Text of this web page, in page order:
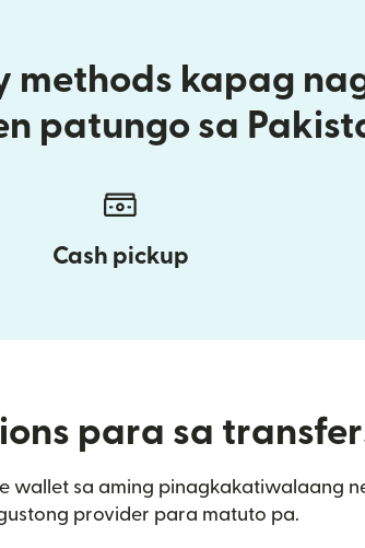
methods kapag
patungo sa
Cash pickup
para sa
wallet sa aming pinagkakatiwalaang
provider para matuto pa.